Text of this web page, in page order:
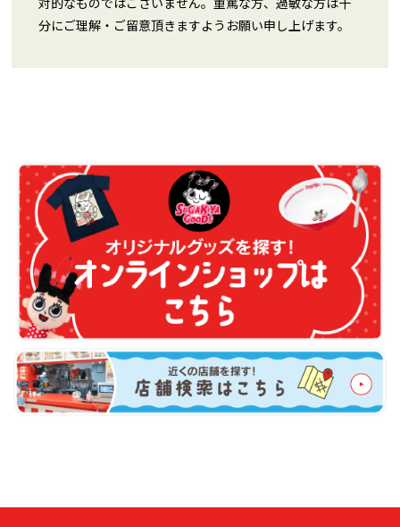
分にご理解・ご留意頂きますようお願い申し上げます。